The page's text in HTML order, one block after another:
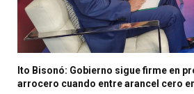
Ito Bisonó: Gobierno sigue firme en
arrocero cuando entre arancel cero